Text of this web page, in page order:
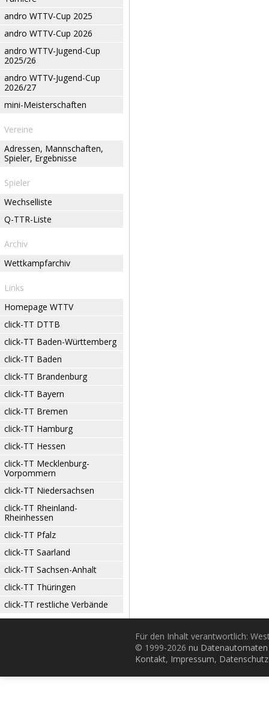
andro WTTV-Cup 2025
andro WTTV-Cup 2026
andro WTTV-Jugend-Cup
2025/26
andro WTTV-Jugend-Cup
2026/27
mini-Meisterschaften
Vereine
Adressen, Mannschaften,
Spieler, Ergebnisse
Spieler
Wechselliste
Q-TTR-Liste
Archiv
Wettkampfarchiv
Links
Homepage WTTV
click-TT DTTB
click-TT Baden-Württemberg
click-TT Baden
click-TT Brandenburg
click-TT Bayern
click-TT Bremen
click-TT Hamburg
click-TT Hessen
click-TT Mecklenburg-
Vorpommern
click-TT Niedersachsen
click-TT Rheinland-
Rheinhessen
click-TT Pfalz
click-TT Saarland
click-TT Sachsen-Anhalt
click-TT Thüringen
click-TT restliche Verbände
Für den Inhalt verantwortlich:
© 1999-2026 nu
Kontakt, Impressum, Datenschutz